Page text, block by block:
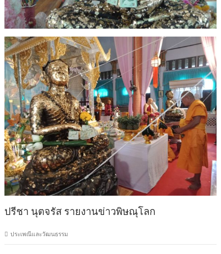
ปรีชา นุตจรัส รายงานข่าวพิษณุโลก
ประเพณีและวัฒนธรรม